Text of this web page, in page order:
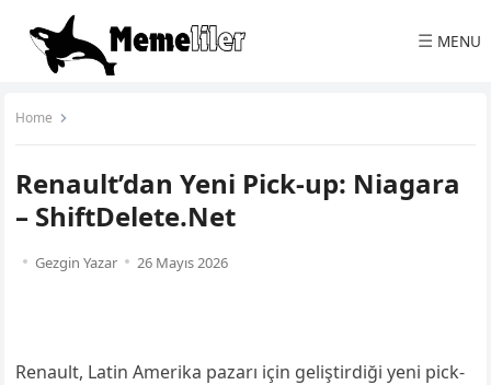
☰ MENU
Home
Renault’dan Yeni Pick-up: Niagara
– ShiftDelete.Net
Gezgin Yazar 26 Mayıs 2026
Renault, Latin Amerika pazarı için geliştirdiği yeni pick-